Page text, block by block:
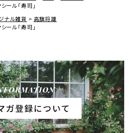
ール「寿司」
ナル雑貨
高旗将雄
ール「寿司」